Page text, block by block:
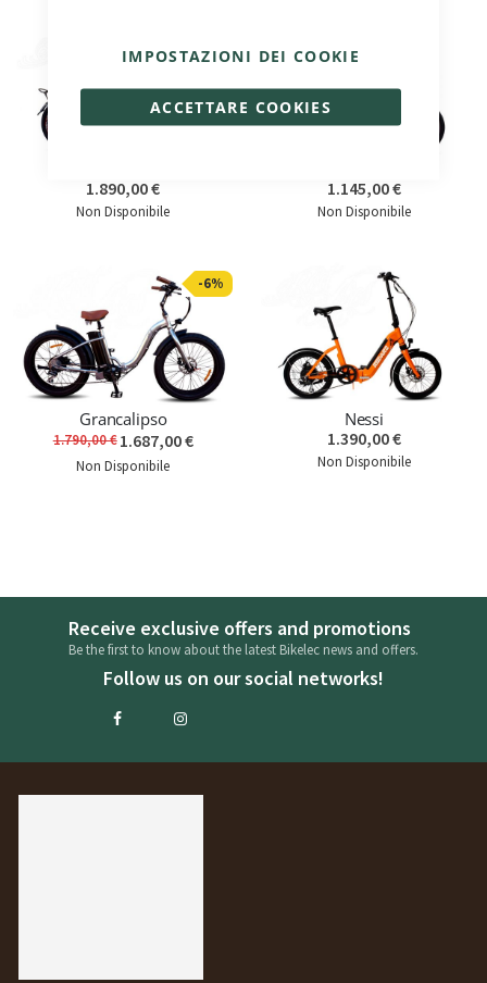
ACCETTARE COOKIES
IMPOSTAZIONI DEI COOKIE
1.890,00 €
Non Disponibile
1.145,00 €
Non Disponibile
-6%
Grancalipso
1.790,00 €1.687,00 €
Non Disponibile
Nessi
1.390,00 €
Non Disponibile
Receive exclusive offers and promotions
Be the first to know about the latest Bikelec news and offers.
Follow us on our social networks!